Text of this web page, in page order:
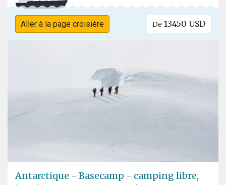
Aller à la page croisière De 13450 USD
Antarctique - Basecamp - camping libre,